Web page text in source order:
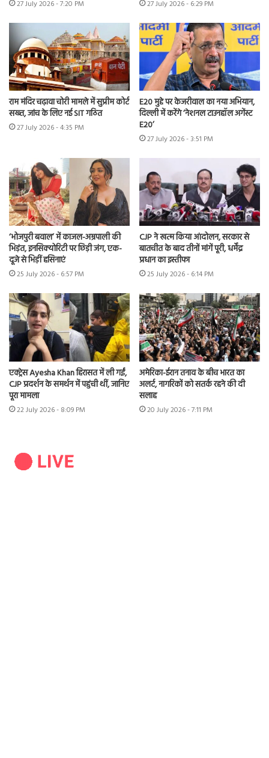
27 July 2026 - 7:20 PM 27 July 2026 - 6:29 PM
राम मंदिर चढ़ावा चोरी मामले में सुप्रीम कोर्ट
सख्त, जांच के लिए नई SIT गठित
27 July 2026 - 4:35 PM
E20 मुद्दे पर केजरीवाल का नया अभियान,
दिल्ली में करेंगे ‘नेशनल टाउनहॉल अगेंस्ट
E20’
27 July 2026 - 3:51 PM
‘भोजपुरी बवाल’ में काजल-अम्रपाली की
भिड़ंत, इनसिक्योरिटी पर छिड़ी जंग, एक-
दूजे से भिड़ीं हसिनाएं
25 July 2026 - 6:57 PM
CJP ने खत्म किया आंदोलन, सरकार से
बातचीत के बाद तीनों मांगें पूरी, धर्मेंद्र
प्रधान का इस्तीफा
25 July 2026 - 6:14 PM
एक्ट्रेस Ayesha Khan हिरासत में ली गईं,
CJP प्रदर्शन के समर्थन में पहुंची थीं, जानिए
पूरा मामला
22 July 2026 - 8:09 PM
अमेरिका-ईरान तनाव के बीच भारत का
अलर्ट, नागरिकों को सतर्क रहने की दी
सलाह
20 July 2026 - 7:11 PM